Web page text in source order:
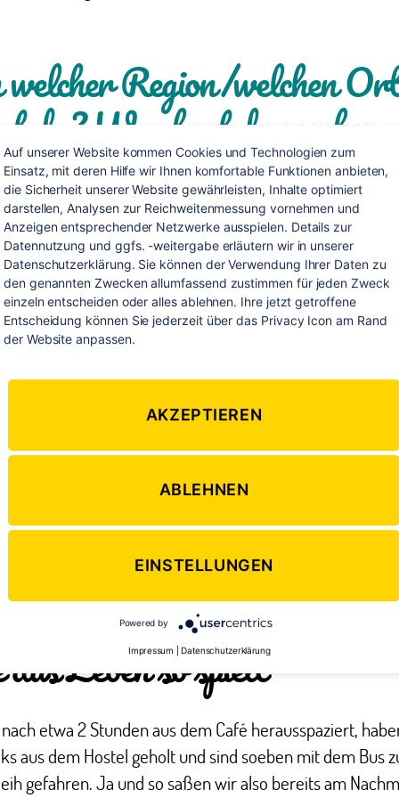
Region/welchen
du? Was hast du gesehen
ich sagen, nämlich dass ich wahnsinnig viel in Australien
und erlebt habe und es den Rahmen sprengen würde,
Detail gehe. Um alles etwas zusammenzufassen:
in New South Wales, um genau zu sein in Sydney,
im Hostel mitten in der Stadt ging es für 5 Tage in ein
und im Anschluss daran für 6 Wochen zum
Arbeiten
an meinem ersten Tag in „Down Under“ Nicole
und schlussendlich waren wir von diesem ersten
und bis zum gemeinsamen Rückflug nach
Nach der Zeit auf der Farm haben wir uns dann
gestürzt – und das im wahrsten Sinne des Wortes.
im Hostel wurde nämlich ganz spontan ein Auto.
Leben so spielt
etwa 2 Stunden aus dem Café herausspaziert,
aus dem Hostel geholt und sind soeben mit dem Bus
gefahren. Ja und so saßen wir also bereits am
Auf unserer Website kommen Cookies und Technologien zum
Einsatz, mit deren Hilfe wir Ihnen komfortable Funktionen anbieten,
die Sicherheit unserer Website gewährleisten, Inhalte optimiert
darstellen, Analysen zur Reichweitenmessung vornehmen und
Anzeigen entsprechender Netzwerke ausspielen. Details zur
Datennutzung und ggfs. -weitergabe erläutern wir in unserer
Datenschutzerklärung. Sie können der Verwendung Ihrer Daten zu
den genannten Zwecken allumfassend zustimmen für jeden Zweck
einzeln entscheiden oder alles ablehnen. Ihre jetzt getroffene
Entscheidung können Sie jederzeit über das Privacy Icon am Rand
der Website anpassen.
AKZEPTIEREN
ABLEHNEN
EINSTELLUNGEN
Powered by
Impressum Datenschutzerklärung